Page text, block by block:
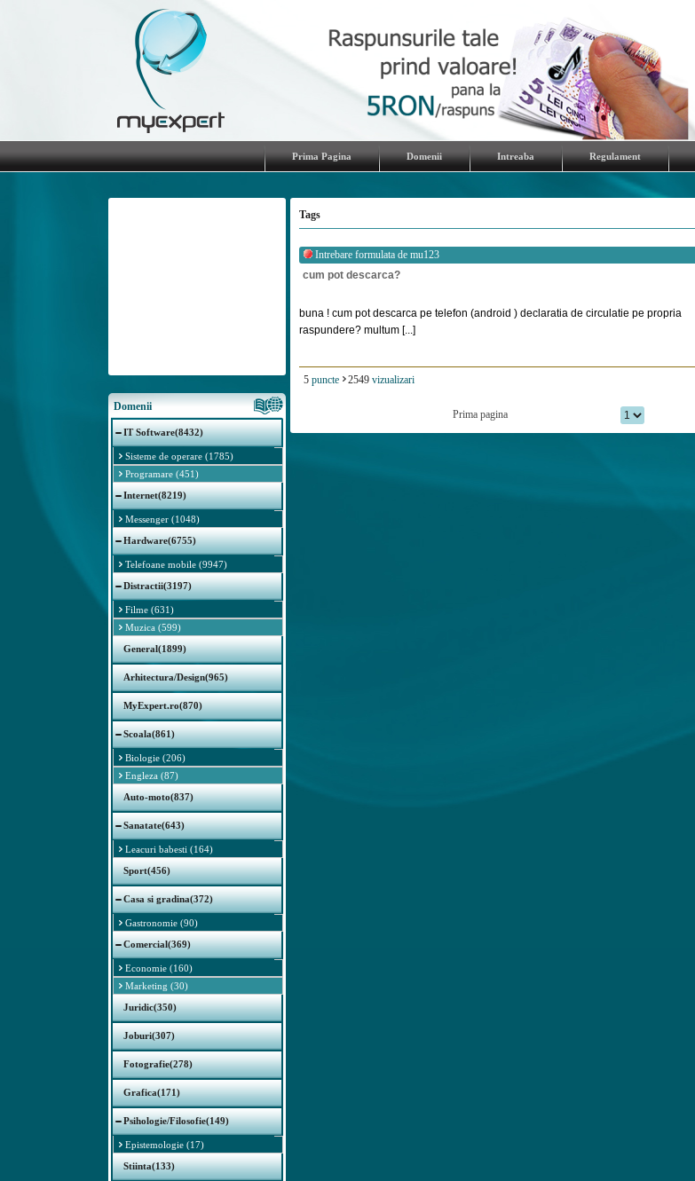
Prima Pagina Domenii Intreaba Regulament
Domenii
IT Software(8432)
Sisteme de operare (1785)
Programare (451)
Internet(8219)
Messenger (1048)
Hardware(6755)
Telefoane mobile (9947)
Distractii(3197)
Filme (631)
Muzica (599)
General(1899)
Arhitectura/Design(965)
MyExpert.ro(870)
Scoala(861)
Biologie (206)
Engleza (87)
Auto-moto(837)
Sanatate(643)
Leacuri babesti (164)
Sport(456)
Casa si gradina(372)
Gastronomie (90)
Comercial(369)
Economie (160)
Marketing (30)
Juridic(350)
Joburi(307)
Fotografie(278)
Grafica(171)
Psihologie/Filosofie(149)
Epistemologie (17)
Stiinta(133)
Tags
Intrebare formulata de mu123
cum pot descarca?
buna ! cum pot descarca pe telefon (android ) declaratia de circulatie pe propria
raspundere? multum [...]
5 puncte 2549 vizualizari
Prima pagina